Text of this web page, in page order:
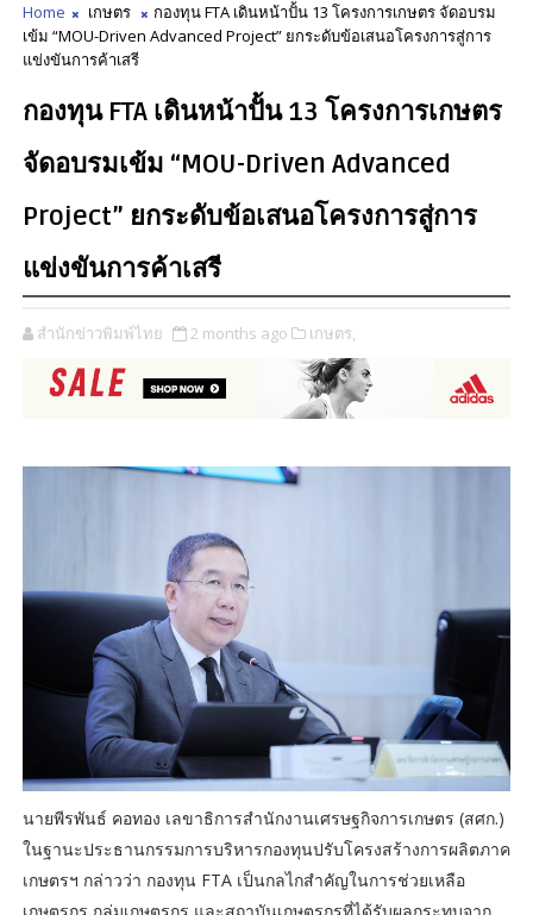
Home เกษตร
กองทุน FTA เดินหน้าปั้น 13 โครงการเกษตร จัดอบรม
เข้ม “MOU-Driven Advanced Project” ยกระดับข้อเสนอโครงการสู่การ
แข่งขันการค้าเสรี
กองทุน FTA เดินหน้าปั้น 13 โครงการเกษตร
จัดอบรมเข้ม “MOU-Driven Advanced
Project” ยกระดับข้อเสนอโครงการสู่การ
แข่งขันการค้าเสรี
สำนักข่าวพิมพ์ไทย 2 months ago เกษตร,
นายพีรพันธ์ คอทอง เลขาธิการสำนักงานเศรษฐกิจการเกษตร (สศก.)
ในฐานะประธานกรรมการบริหารกองทุนปรับโครงสร้างการผลิตภาค
เกษตรฯ กล่าวว่า กองทุน FTA เป็นกลไกสำคัญในการช่วยเหลือ